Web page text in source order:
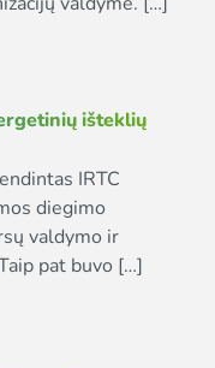
išteklių
IRTC
diegimo
valdymo ir
pat buvo […]